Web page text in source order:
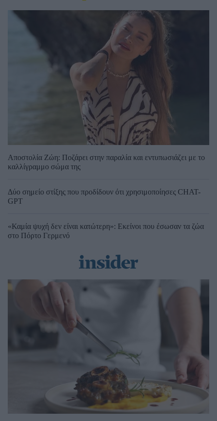
Αποστολία Ζώη: Ποζάρει στην παραλία και εντυπωσιάζει με το
καλλίγραμμο σώμα της
Δύο σημείο στίξης που προδίδουν ότι χρησιμοποίησες CHAT-
GPT
«Καμία ψυχή δεν είναι κατώτερη»: Εκείνοι που έσωσαν τα ζώα
στο Πόρτο Γερμενό